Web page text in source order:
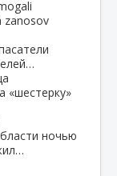
«шестерку»
ночью